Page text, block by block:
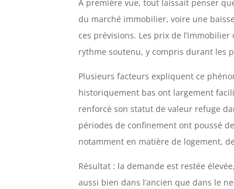
À première vue, tout laissait penser
du marché immobilier, voire une
ces prévisions. Les prix de
rythme soutenu, y compris durant les
Plusieurs facteurs expliquent ce
historiquement bas ont largement
renforcé son statut de valeur refuge
périodes de confinement ont poussé
notamment en matière de logement,
Résultat : la demande est restée
aussi bien dans l’ancien que dans le